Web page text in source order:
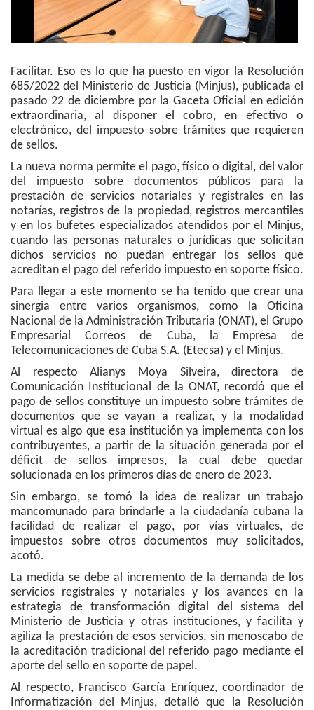
Facilitar. Eso es lo que ha puesto en vigor la Resolución
685/2022 del Ministerio de Justicia (Minjus), publicada el
pasado 22 de diciembre por la Gaceta Oficial en edición
extraordinaria, al disponer el cobro, en efectivo o
electrónico, del impuesto sobre trámites que requieren
de sellos.
La nueva norma permite el pago, físico o digital, del valor
del impuesto sobre documentos públicos para la
prestación de servicios notariales y registrales en las
notarías, registros de la propiedad, registros mercantiles
y en los bufetes especializados atendidos por el Minjus,
cuando las personas naturales o jurídicas que solicitan
dichos servicios no puedan entregar los sellos que
acreditan el pago del referido impuesto en soporte físico.
Para llegar a este momento se ha tenido que crear una
sinergia entre varios organismos, como la Oficina
Nacional de la Administración Tributaria (ONAT), el Grupo
Empresarial Correos de Cuba, la Empresa de
Telecomunicaciones de Cuba S.A. (Etecsa) y el Minjus.
Al respecto Alianys Moya Silveira, directora de
Comunicación Institucional de la ONAT, recordó que el
pago de sellos constituye un impuesto sobre trámites de
documentos que se vayan a realizar, y la modalidad
virtual es algo que esa institución ya implementa con los
contribuyentes, a partir de la situación generada por el
déficit de sellos impresos, la cual debe quedar
solucionada en los primeros días de enero de 2023.
Sin embargo, se tomó la idea de realizar un trabajo
mancomunado para brindarle a la ciudadanía cubana la
facilidad de realizar el pago, por vías virtuales, de
impuestos sobre otros documentos muy solicitados,
acotó.
La medida se debe al incremento de la demanda de los
servicios registrales y notariales y los avances en la
estrategia de transformación digital del sistema del
Ministerio de Justicia y otras instituciones, y facilita y
agiliza la prestación de esos servicios, sin menoscabo de
la acreditación tradicional del referido pago mediante el
aporte del sello en soporte de papel.
Al respecto, Francisco García Enríquez, coordinador de
Informatización del Minjus, detalló que la Resolución